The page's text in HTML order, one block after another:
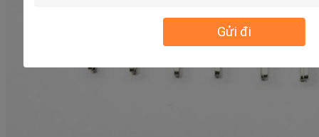
Gửi đi